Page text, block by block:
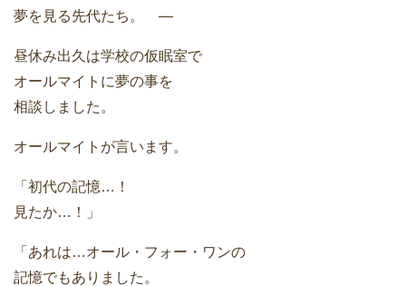
夢を見る先代たち。 ―
昼休み出久は学校の仮眠室で
オールマイトに夢の事を
相談しました。
オールマイトが言います。
「初代の記憶…！
見たか…！」
「あれは…オール・フォー・ワンの
記憶でもありました。